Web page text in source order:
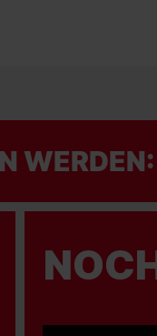
WERDEN: